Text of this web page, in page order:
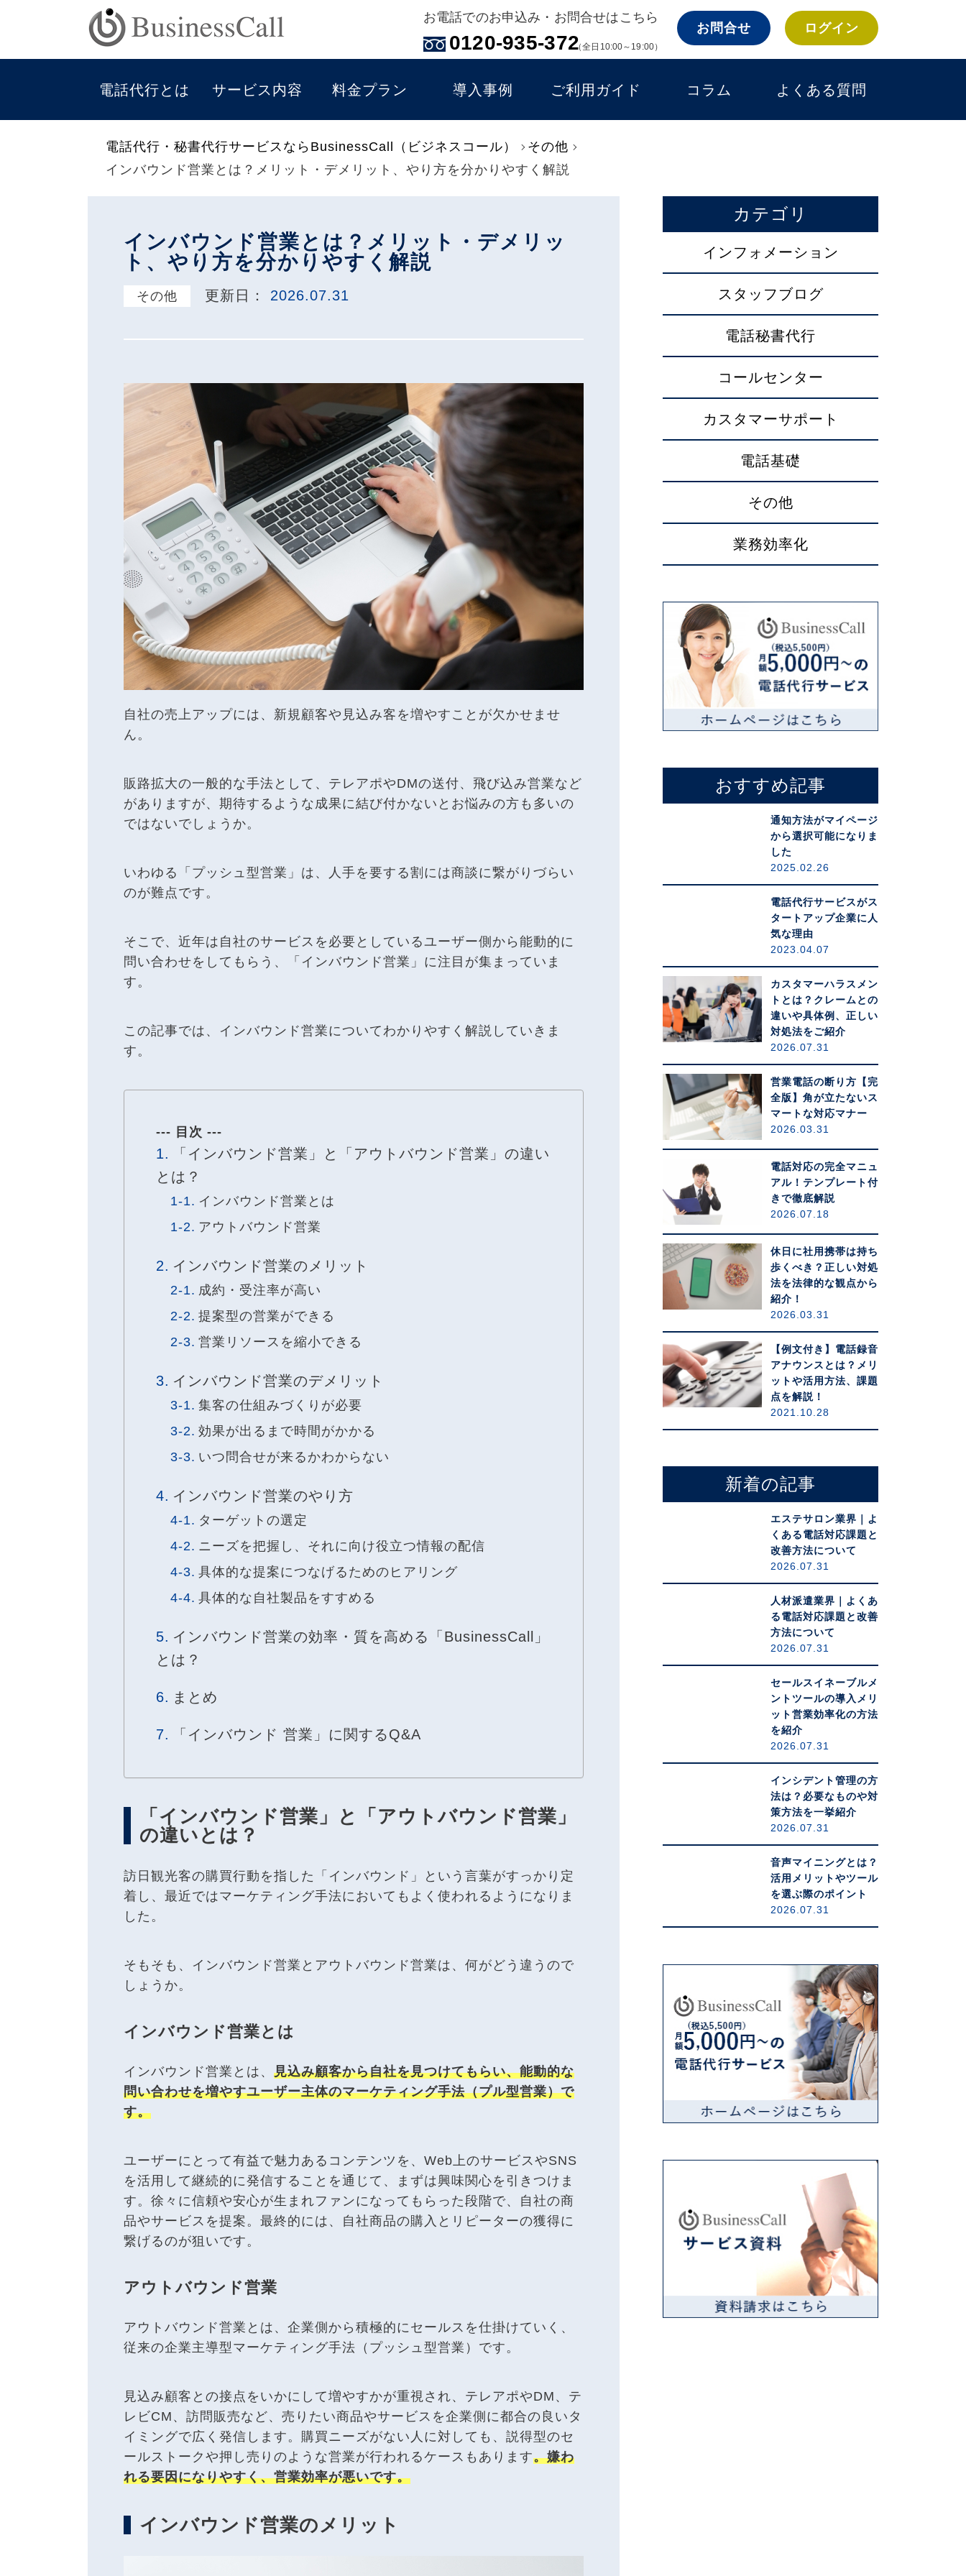
お電話でのお申込み・お問合せはこちら
0120-935-372（全日10:00～19:00）
お問合せ ログイン
電話代行とは サービス内容 料金プラン 導入事例 ご利用ガイド コラム よくある質問
電話代行・秘書代行サービスならBusinessCall（ビジネスコール）
その他
インバウンド営業とは？メリット・デメリット、やり方を分かりやすく解説
インバウンド営業とは？メリット・デメリッ
ト、やり方を分かりやすく解説
その他 更新日： 2026.07.31
自社の売上アップには、新規顧客や見込み客を増やすことが欠かせませ
ん。
販路拡大の一般的な手法として、テレアポやDMの送付、飛び込み営業など
がありますが、期待するような成果に結び付かないとお悩みの方も多いの
ではないでしょうか。
いわゆる「プッシュ型営業」は、人手を要する割には商談に繋がりづらい
のが難点です。
そこで、近年は自社のサービスを必要としているユーザー側から能動的に
問い合わせをしてもらう、「インバウンド営業」に注目が集まっていま
す。
この記事では、インバウンド営業についてわかりやすく解説していきま
す。
--- 目次 ---
「インバウンド営業」と「アウトバウンド営業」の違い
とは？
インバウンド営業とは
アウトバウンド営業
インバウンド営業のメリット
成約・受注率が高い
提案型の営業ができる
営業リソースを縮小できる
インバウンド営業のデメリット
集客の仕組みづくりが必要
効果が出るまで時間がかかる
いつ問合せが来るかわからない
インバウンド営業のやり方
ターゲットの選定
ニーズを把握し、それに向け役立つ情報の配信
具体的な提案につなげるためのヒアリング
具体的な自社製品をすすめる
インバウンド営業の効率・質を高める「BusinessCall」
とは？
まとめ
「インバウンド 営業」に関するQ&A
「インバウンド営業」と「アウトバウンド営業」
の違いとは？
訪日観光客の購買行動を指した「インバウンド」という言葉がすっかり定
着し、最近ではマーケティング手法においてもよく使われるようになりま
した。
そもそも、インバウンド営業とアウトバウンド営業は、何がどう違うので
しょうか。
インバウンド営業とは
インバウンド営業とは、 見込み顧客から自社を見つけてもらい、能動的な
問い合わせを増やすユーザー主体のマーケティング手法（プル型営業）で
す。
ユーザーにとって有益で魅力あるコンテンツを、Web上のサービスやSNS
を活用して継続的に発信することを通じて、まずは興味関心を引きつけま
す。徐々に信頼や安心が生まれファンになってもらった段階で、自社の商
品やサービスを提案。最終的には、自社商品の購入とリピーターの獲得に
繋げるのが狙いです。
アウトバウンド営業
アウトバウンド営業とは、企業側から積極的にセールスを仕掛けていく、
従来の企業主導型マーケティング手法（プッシュ型営業）です。
見込み顧客との接点をいかにして増やすかが重視され、テレアポやDM、テ
レビCM、訪問販売など、売りたい商品やサービスを企業側に都合の良いタ
イミングで広く発信します。購買ニーズがない人に対しても、説得型のセ
ールストークや押し売りのような営業が行われるケースもあります。嫌わ
れる要因になりやすく、営業効率が悪いです。
インバウンド営業のメリット
カテゴリ
インフォメーション
スタッフブログ
電話秘書代行
コールセンター
カスタマーサポート
電話基礎
その他
業務効率化
おすすめ記事
通知方法がマイページ
から選択可能になりま
した
2025.02.26
電話代行サービスがス
タートアップ企業に人
気な理由
2023.04.07
カスタマーハラスメン
トとは？クレームとの
違いや具体例、正しい
対処法をご紹介
2026.07.31
営業電話の断り方【完
全版】角が立たないス
マートな対応マナー
2026.03.31
電話対応の完全マニュ
アル！テンプレート付
きで徹底解説
2026.07.18
休日に社用携帯は持ち
歩くべき？正しい対処
法を法律的な観点から
紹介！
2026.03.31
【例文付き】電話録音
アナウンスとは？メリ
ットや活用方法、課題
点を解説！
2021.10.28
新着の記事
エステサロン業界｜よ
くある電話対応課題と
改善方法について
2026.07.31
人材派遣業界｜よくあ
る電話対応課題と改善
方法について
2026.07.31
セールスイネーブルメ
ントツールの導入メリ
ット営業効率化の方法
を紹介
2026.07.31
インシデント管理の方
法は？必要なものや対
策方法を一挙紹介
2026.07.31
音声マイニングとは？
活用メリットやツール
を選ぶ際のポイント
2026.07.31